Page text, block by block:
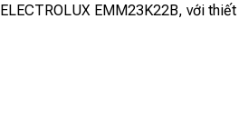
ELECTROLUX EMM23K22B, với